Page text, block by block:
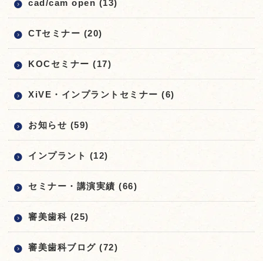
cad/cam open (13)
CTセミナー (20)
KOCセミナー (17)
XiVE・インプラントセミナー (6)
お知らせ (59)
インプラント (12)
セミナー・講演実績 (66)
審美歯科 (25)
審美歯科ブログ (72)